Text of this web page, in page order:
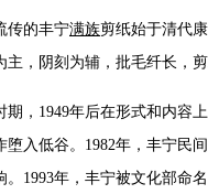
传的丰宁满族剪纸始于清代
，阴刻为辅，批毛纤长，剪
期，1949年后在形式和内容
堕入低谷。1982年，丰宁民
1993年，丰宁被文化部命